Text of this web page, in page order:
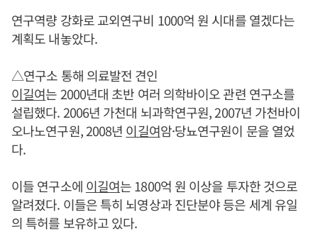
연구역량 강화로 교외연구비 1000억 원 시대를 열겠다는
계획도 내놓았다.
△연구소 통해 의료발전 견인
이길여는 2000년대 초반 여러 의학바이오 관련 연구소를
설립했다. 2006년 가천대 뇌과학연구원, 2007년 가천바이
오나노연구원, 2008년 이길여암·당뇨연구원이 문을 열었
다.
이들 연구소에 이길여는 1800억 원 이상을 투자한 것으로
알려졌다. 이들은 특히 뇌영상과 진단분야 등은 세계 유일
의 특허를 보유하고 있다.